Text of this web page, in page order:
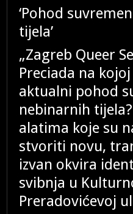
‘Pohod
tijela’
„Zagreb Queer
Preciada na
aktualni pohod
nebinarnih
alatima koje su
stvoriti novu,
izvan okvira
svibnja u
Preradovićevoj